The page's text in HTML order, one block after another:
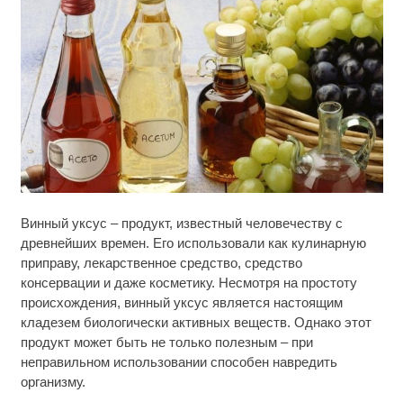
Винный уксус – продукт, известный человечеству с
древнейших времен. Его использовали как кулинарную
приправу, лекарственное средство, средство
консервации и даже косметику. Несмотря на простоту
происхождения, винный уксус является настоящим
кладезем биологически активных веществ. Однако этот
продукт может быть не только полезным – при
неправильном использовании способен навредить
организму.
от увиденного
Ржу не переставая, это видео пересмотришь не
раз
i
Этот танец невесты оставит вас без слов!
Пересмотрела 10 раз